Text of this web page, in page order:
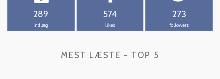
289
indlæg
574
likes
273
followers
MEST LÆSTE - TOP 5